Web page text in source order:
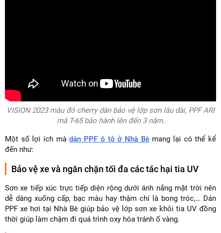
VISION 2023 màu đỏ cherry dán bảo vệ lớp sơn lâu dài, PPF ARI
mã T-65 bảo hành lên đến 3 năm.
Một số lợi ích màdán PPF ô tô ở Nhà Bèmang lại có thể kể
đến như:
Bảo vệ xe và ngăn chặn tối đa các tác hại tia UV
Sơn xe tiếp xúc trực tiếp diện rộng dưới ánh nắng mặt trời nên
dễ dàng xuống cấp, bạc màu hay thậm chí là bong tróc,… Dán
PPF xe hơi tại Nhà Bè giúp bảo vệ lớp sơn xe khỏi tia UV đồng
thời giúp làm chậm đi quá trình oxy hóa tránh ố vàng.